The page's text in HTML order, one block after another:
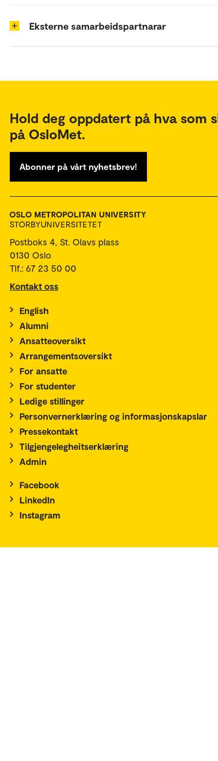
Eksterne samarbeidspartnarar
Hold deg oppdatert på hva som
på OsloMet.
Abonner på vårt nyhetsbrev!
Postboks 4, St. Olavs plass
0130 Oslo
Tlf.: 67 23 50 00
Kontakt oss
English
Alumni
Ansatteoversikt
Arrangementsoversikt
For ansatte
For studenter
Ledige stillinger
Personvernerklæring og informasjonskapslar
Pressekontakt
Tilgjengelegheitserklæring
Admin
Facebook
LinkedIn
Instagram